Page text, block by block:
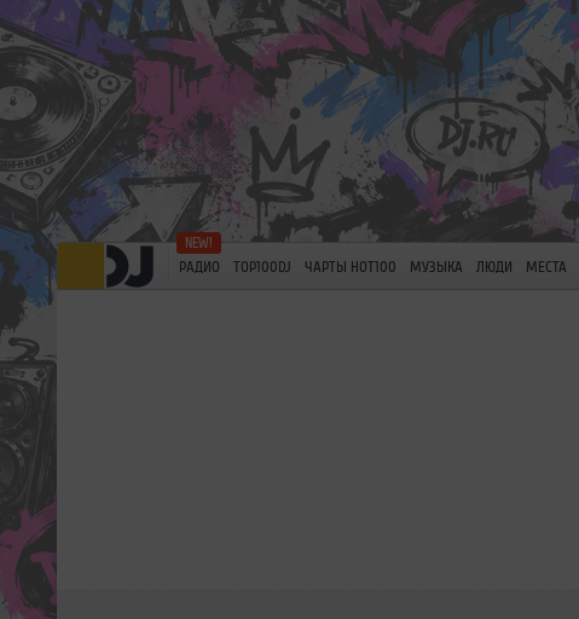
РАДИО TOP100DJ ЧАРТЫ HOT100 МУЗЫКА ЛЮДИ МЕСТА